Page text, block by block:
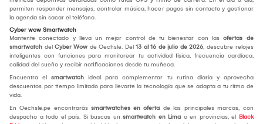
permiten responder mensajes, controlar música, hacer pagos sin contacto y gestionar
la agenda sin sacar el teléfono.
Cyber wow Smartwatch
Mantente conectado y lleva un mejor control de tu bienestar con las ofertas de
smartwatch del Cyber Wow de Oechsle. Del 13 al 16 de julio de 2026, descubre relojes
inteligentes con funciones para monitorear tu actividad física, frecuencia cardíaca,
calidad del sueño y recibir notificaciones desde tu muñeca.
Encuentra el smartwatch ideal para complementar tu rutina diaria y aprovecha
descuentos por tiempo limitado para llevarte la tecnología que se adapta a tu ritmo de
vida.
En Oechsle.pe encontrarás smartwatches en oferta de las principales marcas, con
despacho a todo el país. Si buscas un smartwatch en Lima o en provincias, el Black